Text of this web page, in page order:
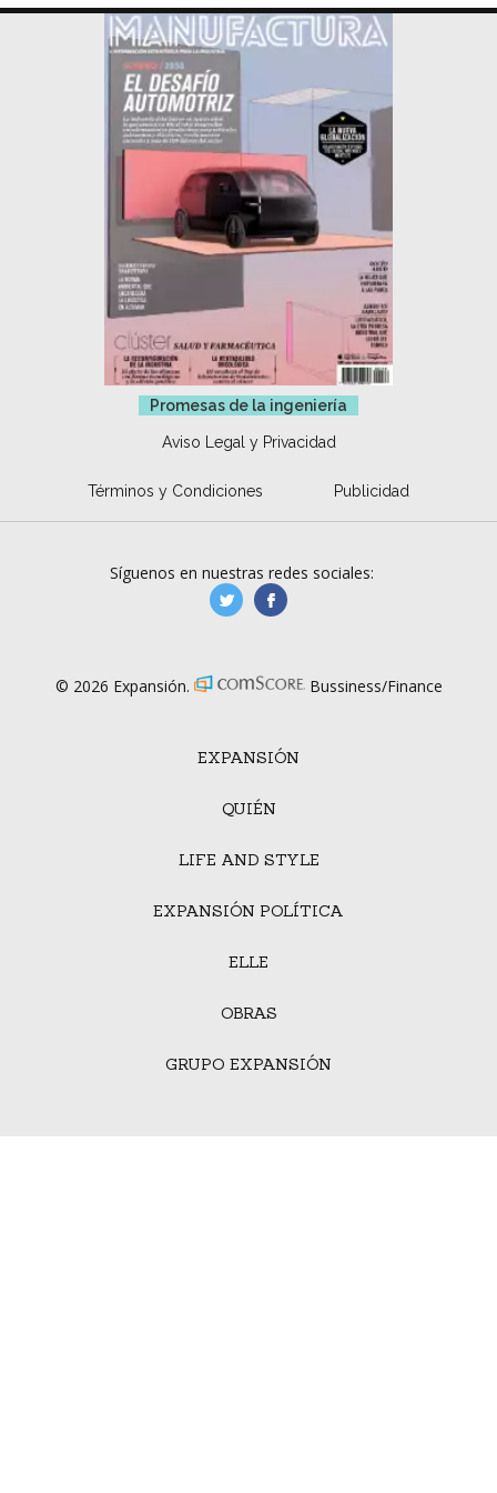
Promesas de la ingeniería
Aviso Legal y Privacidad
Términos y Condiciones Publicidad
EXPANSIÓN
QUIÉN
LIFE AND STYLE
EXPANSIÓN POLÍTICA
ELLE
OBRAS
GRUPO EXPANSIÓN
Síguenos en nuestras redes sociales:
manufacturaGE
© 2026 Expansión. Bussiness/Finance